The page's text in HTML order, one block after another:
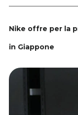
Nike offre per la
in Giappone